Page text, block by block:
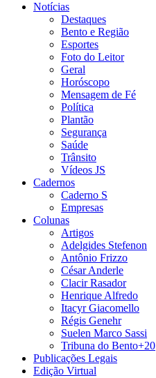
Notícias
Destaques
Bento e Região
Esportes
Foto do Leitor
Geral
Horóscopo
Mensagem de Fé
Política
Plantão
Segurança
Saúde
Trânsito
Vídeos JS
Cadernos
Caderno S
Empresas
Colunas
Artigos
Adelgides Stefenon
Antônio Frizzo
César Anderle
Clacir Rasador
Henrique Alfredo
Itacyr Giacomello
Régis Genehr
Suelen Marco Sassi
Tribuna do Bento+20
Publicações Legais
Edição Virtual